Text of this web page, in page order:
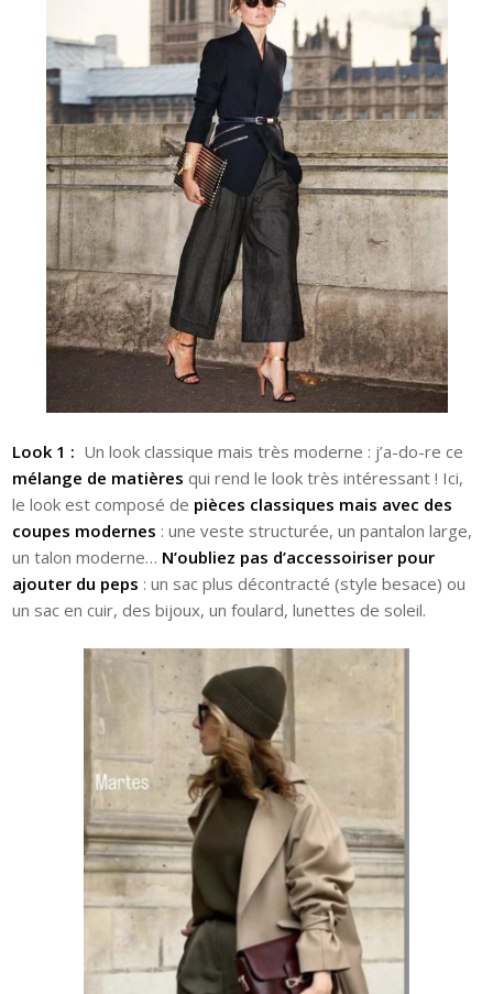
Look 1 : Un look classique mais très moderne : j’a-do-re ce
mélange de matières qui rend le look très intéressant ! Ici,
le look est composé de pièces classiques mais avec des
coupes modernes : une veste structurée, un pantalon large,
un talon moderne… N’oubliez pas d’accessoiriser pour
ajouter du peps : un sac plus décontracté (style besace) ou
un sac en cuir, des bijoux, un foulard, lunettes de soleil.